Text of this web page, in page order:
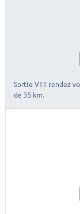
Sortie VTT rendez
de 35 km.